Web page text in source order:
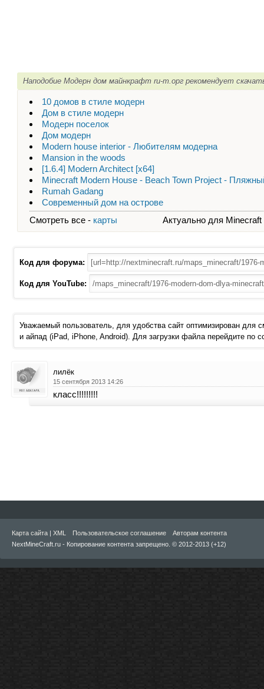
Наподобие Модерн дом майнкрафт ru-m.орг рекомендует
10 домов в стиле модерн
Дом в стиле модерн
Модерн поселок
Дом модерн
Modern house interior - Любителям модерна
Mansion in the woods
[1.6.4] Modern Architect [x64]
Minecraft Modern House - Beach Town Project -
Rumah Gadang
Современный дом на острове
Смотреть все - карты Актуально для
Код для форума:
Код для YouTube:
Уважаемый пользователь, для удобства сайт оптимизирован для
и айпад (iPad, iPhone, Android). Для загрузки файла перейдите по
лилёк
15 сентября 2013 14:26
класс!!!!!!!!!
Карта сайта | XML Пользовательское соглашение
Авторам контента
NextMineCraft.ru - Копирование контента запрещено. © 2012-2013 (+12)